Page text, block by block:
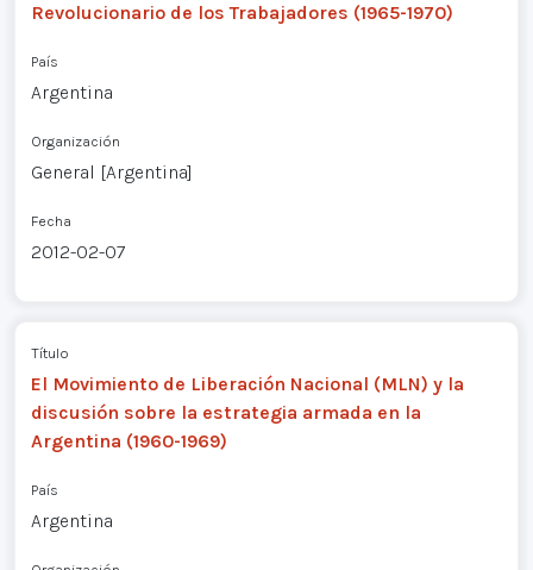
Revolucionario de los Trabajadores (1965-1970)
País
Argentina
Organización
General [Argentina]
Fecha
2012-02-07
Título
El Movimiento de Liberación Nacional (MLN) y la
discusión sobre la estrategia armada en la
Argentina (1960-1969)
País
Argentina